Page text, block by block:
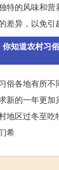
特的风味和
差异，以免引
知道农村习
俗各地有所
新的一年更
地区过冬至
希